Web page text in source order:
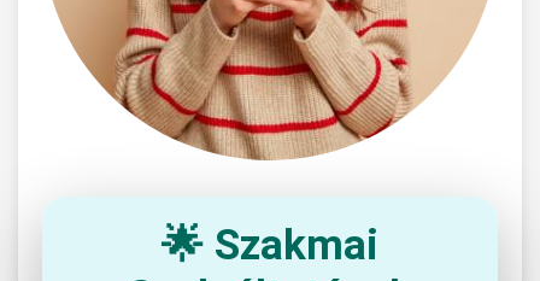
🌟 Szakmai